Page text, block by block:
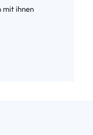
mit ihnen